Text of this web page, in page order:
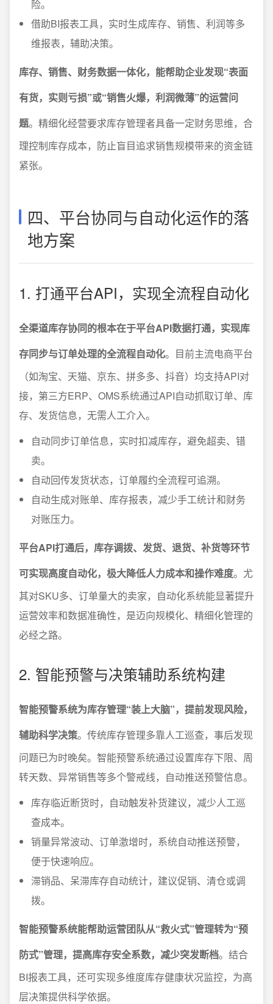
险。
借助BI报表工具，实时生成库存、销售、利润等多
维报表，辅助决策。
库存、销售、财务数据一体化，能帮助企业发现“表面
有货，实则亏损”或“销售火爆，利润微薄”的运营问
题。精细化经营要求库存管理者具备一定财务思维，合
理控制库存成本，防止盲目追求销售规模带来的资金链
紧张。
四、平台协同与自动化运作的落
地方案
1. 打通平台API，实现全流程自动化
全渠道库存协同的根本在于平台API数据打通，实现库
存同步与订单处理的全流程自动化。目前主流电商平台
（如淘宝、天猫、京东、拼多多、抖音）均支持API对
接，第三方ERP、OMS系统通过API自动抓取订单、库
存、发货信息，无需人工介入。
自动同步订单信息，实时扣减库存，避免超卖、错
卖。
自动回传发货状态，订单履约全流程可追溯。
自动生成对账单、库存报表，减少手工统计和财务
对账压力。
平台API打通后，库存调拨、发货、退货、补货等环节
可实现高度自动化，极大降低人力成本和操作难度。尤
其对SKU多、订单量大的卖家，自动化系统能显著提升
运营效率和数据准确性，是迈向规模化、精细化管理的
必经之路。
2. 智能预警与决策辅助系统构建
智能预警系统为库存管理“装上大脑”，提前发现风险，
辅助科学决策。传统库存管理多靠人工巡查，事后发现
问题已为时晚矣。智能预警系统通过设置库存下限、周
转天数、异常销售等多个警戒线，自动推送预警信息。
库存临近断货时，自动触发补货建议，减少人工巡
查成本。
销量异常波动、订单激增时，系统自动推送预警，
便于快速响应。
滞销品、呆滞库存自动统计，建议促销、清仓或调
拨。
智能预警系统能帮助运营团队从“救火式”管理转为“预
防式”管理，提高库存安全系数，减少突发断档。结合
BI报表工具，还可实现多维度库存健康状况监控，为高
层决策提供科学依据。